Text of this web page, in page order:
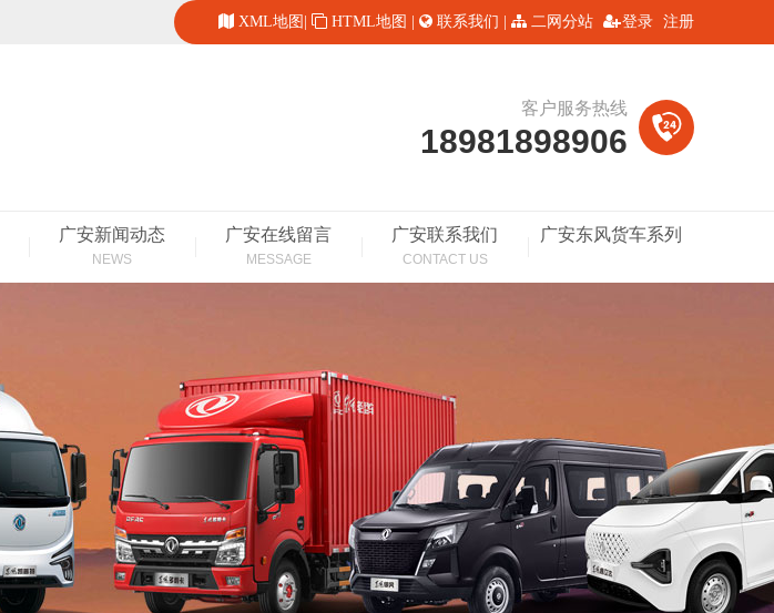
XML地图 HTML地图 联系我们 二网分站 登录 注册
客户服务热线
18981898906
广安新闻动态
NEWS
广安在线留言
MESSAGE
广安联系我们
CONTACT US
广安东风货车系列